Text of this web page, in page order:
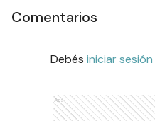
Comentarios
Debés iniciar sesión
Ads